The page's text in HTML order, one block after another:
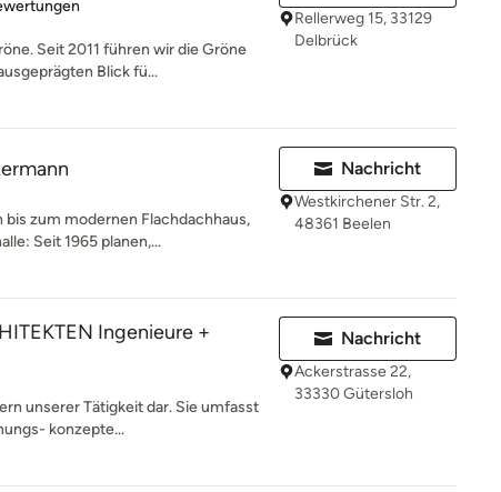
3 von 5 Sternen
Seit 2011 führen wir die Gröne
Blick fü...
Rellerweg 15, 33129
Delbrück
zum modernen Flachdachhaus,
Seit 1965 planen,...
Nachricht
Westkirchener Str. 2,
48361 Beelen
Ingenieure +
unserer Tätigkeit dar. Sie umfasst
konzepte...
Nachricht
Ackerstrasse 22,
33330 Gütersloh